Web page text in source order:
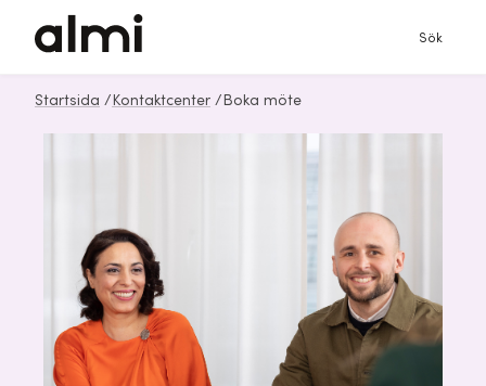
Sök
Startsida / Kontaktcenter / Boka möte